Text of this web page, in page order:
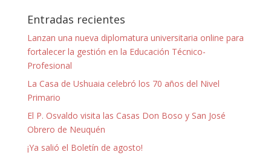
Entradas recientes
Lanzan una nueva diplomatura universitaria online para
fortalecer la gestión en la Educación Técnico-
Profesional
La Casa de Ushuaia celebró los 70 años del Nivel
Primario
El P. Osvaldo visita las Casas Don Boso y San José
Obrero de Neuquén
¡Ya salió el Boletín de agosto!